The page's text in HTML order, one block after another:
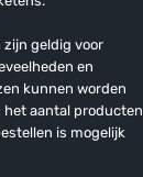
zijn geldig voor
en
kunnen worden
het aantal producten
is mogelijk